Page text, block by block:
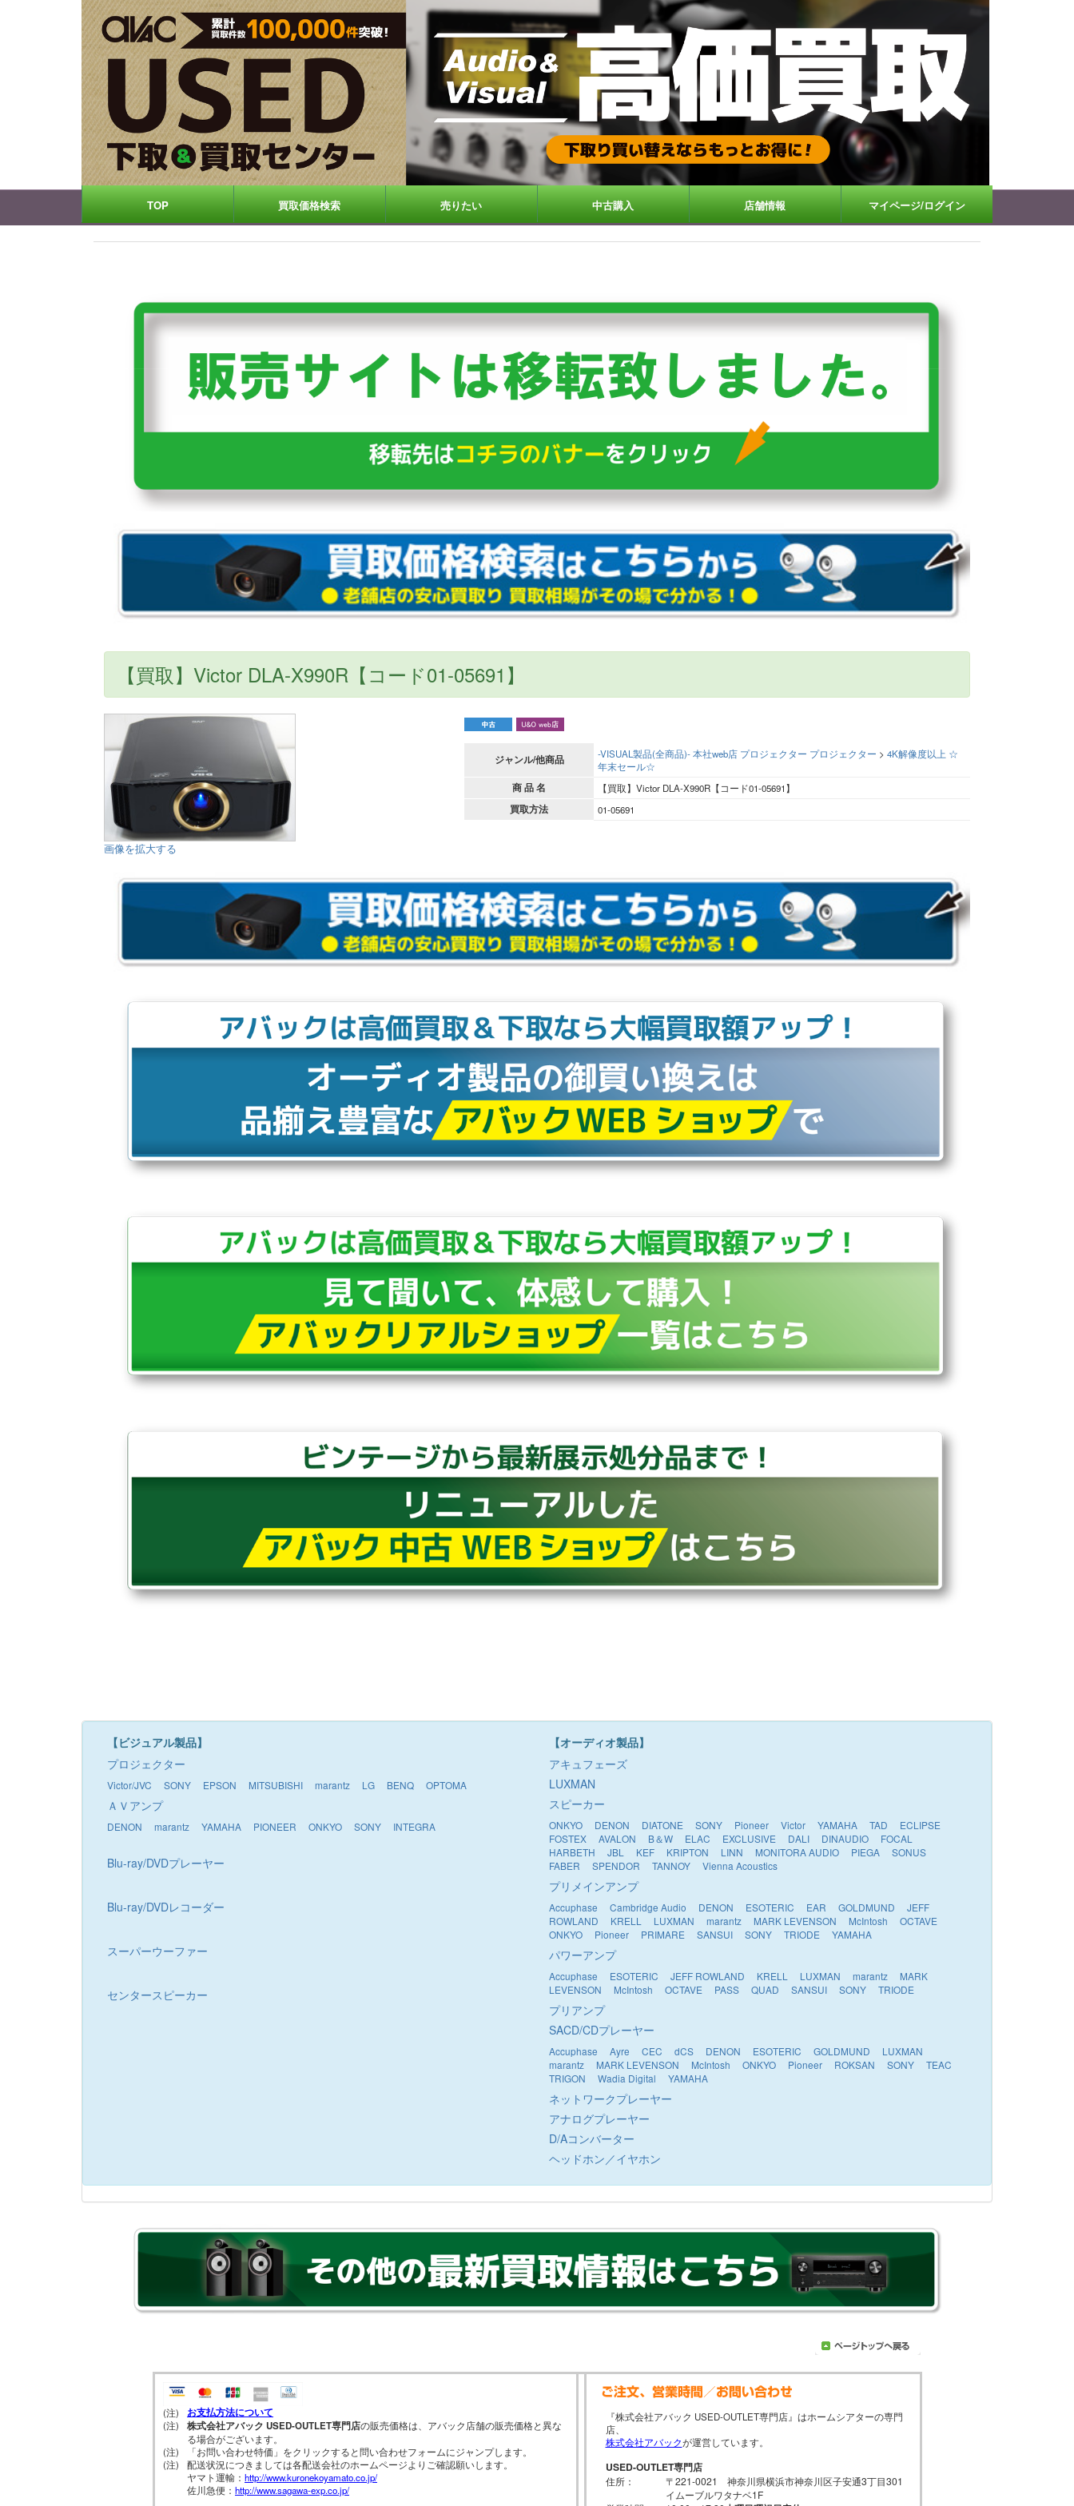
TOP 買取価格検索 売りたい 中古購入 店舗情報 マイページ/ログイン
【買取】Victor DLA-X990R【コード01-05691】
画像を拡大する
ジャンル/他商品 -VISUAL製品(全商品)-本社web店 プロジェクター プロジェクター > 4K解像度以上 ☆
年末セール☆
商 品 名 【買取】Victor DLA-X990R【コード01-05691】
買取方法 01-05691
【ビジュアル製品】
プロジェクター
Victor/JVC SONY EPSON MITSUBISHI marantz LG BENQ OPTOMA
ＡＶアンプ
DENON marantz YAMAHA PIONEER ONKYO SONY INTEGRA
Blu-ray/DVDプレーヤー
Blu-ray/DVDレコーダー
スーパーウーファー
センタースピーカー
【オーディオ製品】
アキュフェーズ
LUXMAN
スピーカー
ONKYO DENON DIATONE SONY Pioneer Victor YAMAHA TAD
ECLIPSE
FOSTEX
AVALON B＆W ELAC EXCLUSIVE DALI DINAUDIO
FOCAL
HARBETH
JBL KEF KRIPTON LINN MONITORA AUDIO PIEGA
SONUS
FABER
SPENDOR TANNOY Vienna Acoustics
プリメインアンプ
Accuphase Cambridge Audio DENON ESOTERIC EAR GOLDMUND
JEFF
ROWLAND
KRELL LUXMAN marantz MARK LEVENSON McIntosh
OCTAVE
ONKYO
Pioneer PRIMARE SANSUI SONY TRIODE YAMAHA
パワーアンプ
Accuphase ESOTERIC JEFF ROWLAND KRELL LUXMAN marantz
MARK
LEVENSON
McIntosh OCTAVE PASS QUAD SANSUI SONY TRIODE
プリアンプ
SACD/CDプレーヤー
Accuphase Ayre CEC dCS DENON ESOTERIC GOLDMUND
LUXMAN
marantz
MARK LEVENSON McIntosh ONKYO Pioneer ROKSAN SONY
TEAC
TRIGON
Wadia Digital YAMAHA
ネットワークプレーヤー
アナログプレーヤー
D/Aコンバーター
ヘッドホン／イヤホン
(注) お支払方法について
(注) 株式会社アバック USED-OUTLET専門店の販売価格は、アバック店舗の販売価格と異な
る場合がございます。
(注)
「お問い合わせ特価」をクリックすると問い合わせフォームにジャンプします。
(注)
配送状況につきましては各配送会社のホームページよりご確認願いします。
ヤマト運輸： http://www.kuronekoyamato.co.jp/
佐川急便： http://www.sagawa-exp.co.jp/
『株式会社アバック USED-OUTLET専門店』はホームシアターの専門
店、
株式会社アバックが運営しています。
USED-OUTLET専門店
住所：
〒221-0021 神奈川県横浜市神奈川区子安通3丁目301
イムーブルワタナベ1F